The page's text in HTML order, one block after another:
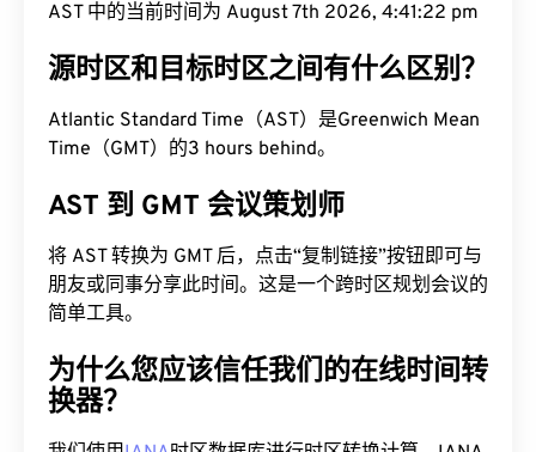
AST 中的当前时间为 August 7th 2026, 4:41:23 pm
源时区和目标时区之间有什么区别？
Atlantic Standard Time（AST）是Greenwich Mean
Time（GMT）的3 hours behind。
AST 到 GMT 会议策划师
将 AST 转换为 GMT 后，点击“复制链接”按钮即可与
朋友或同事分享此时间。这是一个跨时区规划会议的
简单工具。
为什么您应该信任我们的在线时间转
换器？